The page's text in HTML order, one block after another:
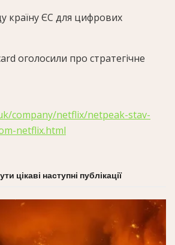
країну ЄС для цифрових
оголосили про стратегічне
company/netflix/netpeak-stav-
netflix.html
цікаві наступні публікації